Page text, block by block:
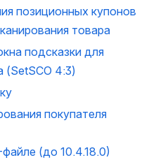
позиционных купонов
товара
подсказки для
(SetSCO 4:3)
покупателя
(до 10.4.18.0)